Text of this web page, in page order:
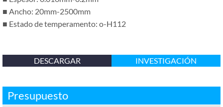
■ Ancho: 20mm-2500mm
■ Estado de temperamento: o-H112
DESCARGAR INVESTIGACIÓN
Presupuesto